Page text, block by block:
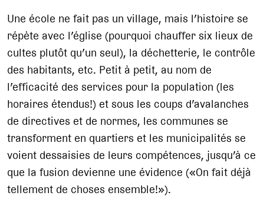
Une école ne fait pas un village, mais l’histoire se
répète avec l’église (pourquoi chauffer six lieux de
cultes plutôt qu’un seul), la déchetterie, le contrôle
des habitants, etc. Petit à petit, au nom de
l’efficacité des services pour la population (les
horaires étendus!) et sous les coups d’avalanches
de directives et de normes, les communes se
transforment en quartiers et les municipalités se
voient dessaisies de leurs compétences, jusqu’à ce
que la fusion devienne une évidence («On fait déjà
tellement de choses ensemble!»).